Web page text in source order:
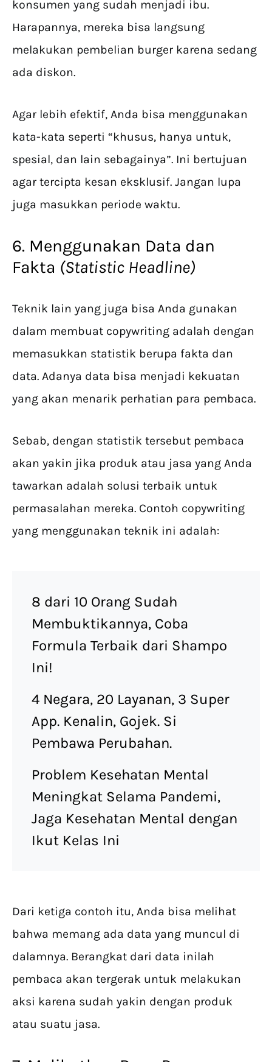
konsumen yang sudah menjadi ibu.
Harapannya, mereka bisa langsung
melakukan pembelian burger karena sedang
ada diskon.
Agar lebih efektif, Anda bisa menggunakan
kata-kata seperti “khusus, hanya untuk,
spesial, dan lain sebagainya”. Ini bertujuan
agar tercipta kesan eksklusif. Jangan lupa
juga masukkan periode waktu.
6. Menggunakan Data dan
Fakta (Statistic Headline)
Teknik lain yang juga bisa Anda gunakan
dalam membuat copywriting adalah dengan
memasukkan statistik berupa fakta dan
data. Adanya data bisa menjadi kekuatan
yang akan menarik perhatian para pembaca.
Sebab, dengan statistik tersebut pembaca
akan yakin jika produk atau jasa yang Anda
tawarkan adalah solusi terbaik untuk
permasalahan mereka. Contoh copywriting
yang menggunakan teknik ini adalah:
8 dari 10 Orang Sudah
Membuktikannya, Coba
Formula Terbaik dari Shampo
Ini!
4 Negara, 20 Layanan, 3 Super
App. Kenalin, Gojek. Si
Pembawa Perubahan.
Problem Kesehatan Mental
Meningkat Selama Pandemi,
Jaga Kesehatan Mental dengan
Ikut Kelas Ini
Dari ketiga contoh itu, Anda bisa melihat
bahwa memang ada data yang muncul di
dalamnya. Berangkat dari data inilah
pembaca akan tergerak untuk melakukan
aksi karena sudah yakin dengan produk
atau suatu jasa.